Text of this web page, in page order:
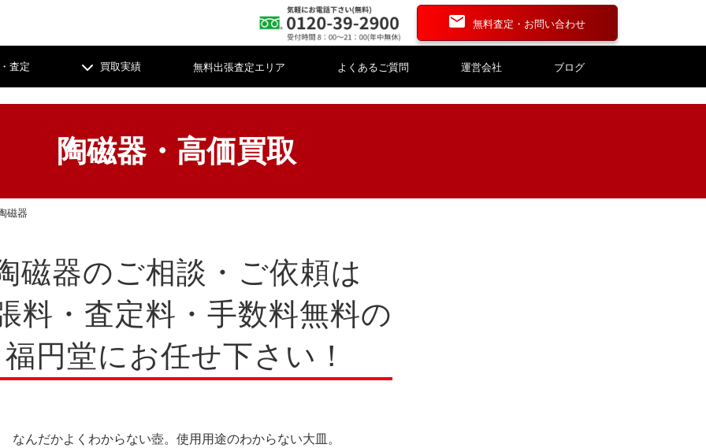
無料査定・お問い合わせ
査定
軸
時計 彫刻
ラ コイン・切手 古銭
製品 刀剣
買取実績
時計 彫刻
ラ コイン・切手 古銭
製品 刀剣
無料出張査定エリア よくあるご質問 運営会社 ブログ
陶磁器・高価買取
磁器
磁器のご相談・ご依頼は
料・査定料・手数料無料の
福円堂にお任せ下さい！
なんだかよくわからない壺。使用用途のわからない大皿。